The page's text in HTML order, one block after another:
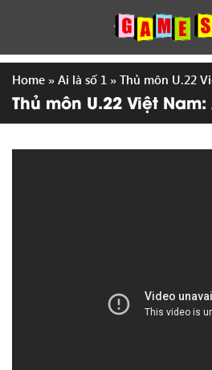
Home » Ai là số 1 » Thủ môn U.22
Thủ môn U.22 Việt